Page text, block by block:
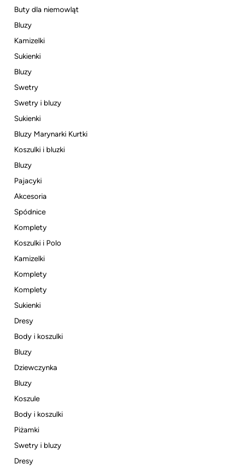
Buty dla niemowląt
Bluzy
Kamizelki
Sukienki
Bluzy
Swetry
Swetry i bluzy
Sukienki
Bluzy Marynarki Kurtki
Koszulki i bluzki
Bluzy
Pajacyki
Akcesoria
Spódnice
Komplety
Koszulki i Polo
Kamizelki
Komplety
Komplety
Sukienki
Dresy
Body i koszulki
Bluzy
Dziewczynka
Bluzy
Koszule
Body i koszulki
Piżamki
Swetry i bluzy
Dresy